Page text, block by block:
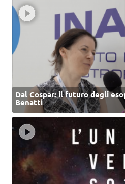
Dal Cospar: il futuro degli
Benatti